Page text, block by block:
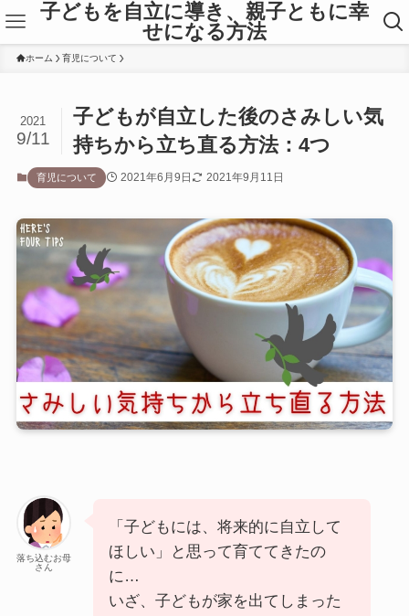
子どもを自立に導き、親子ともに幸
せになる方法
ホーム 育児について
子どもが自立した後のさみしい気
持ちから立ち直る方法：4つ
2021
9/11
育児について 2021年6月9日 2021年9月11日
落ち込むお母
さん
「子どもには、将来的に自立して
ほしい」と思って育ててきたの
に…
いざ、子どもが家を出てしまった